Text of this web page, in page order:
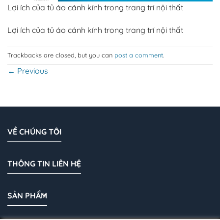
Lợi ích của tủ áo cánh kính trong trang trí nội thất
Lợi ích của tủ áo cánh kính trong trang trí nội thất
Trackbacks are closed, but you can post a comment.
← Previous
VỀ CHÚNG TÔI
THÔNG TIN LIÊN HỆ
SẢN PHẨM